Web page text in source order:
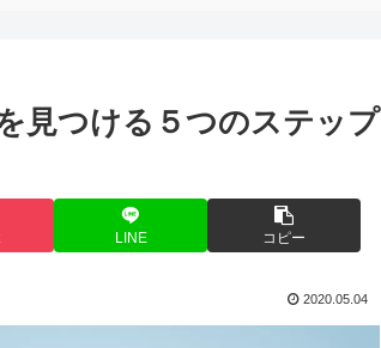
見つける５つのステップ
LINE コピー
2020.05.04